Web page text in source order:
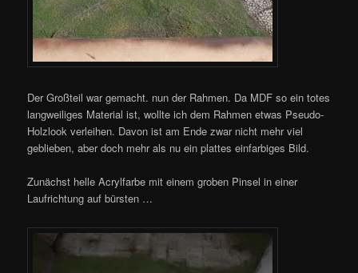
Der Großteil war gemacht. nun der Rahmen. Da MDF so ein totes
langweiliges Material ist, wollte ich dem Rahmen etwas Pseudo-
Holzlook verleihen. Davon ist am Ende zwar nicht mehr viel
geblieben, aber doch mehr als nu ein plattes einfarbiges Bild.
Zunächst helle Acrylfarbe mit einem groben Pinsel in einer
Laufrichtung auf bürsten …